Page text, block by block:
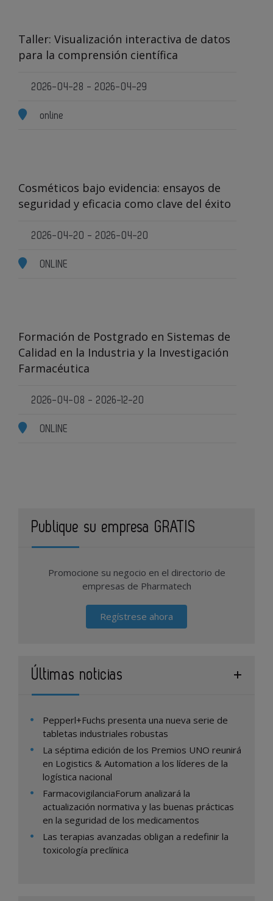
Taller: Visualización interactiva de datos
para la comprensión científica
2026-04-28 - 2026-04-29
online
Cosméticos bajo evidencia: ensayos de
seguridad y eficacia como clave del éxito
2026-04-20 - 2026-04-20
ONLINE
Formación de Postgrado en Sistemas de
Calidad en la Industria y la Investigación
Farmacéutica
2026-04-08 - 2026-12-20
ONLINE
Publique su empresa GRATIS
Promocione su negocio en el directorio de
empresas de Pharmatech
Regístrese ahora
Últimas noticias
Pepperl+Fuchs presenta una nueva serie de
tabletas industriales robustas
La séptima edición de los Premios UNO reunirá
en Logistics & Automation a los líderes de la
logística nacional
FarmacovigilanciaForum analizará la
actualización normativa y las buenas prácticas
en la seguridad de los medicamentos
Las terapias avanzadas obligan a redefinir la
toxicología preclínica